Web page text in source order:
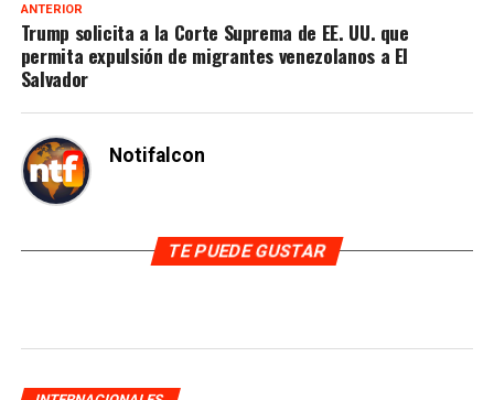
ANTERIOR
Trump solicita a la Corte Suprema de EE. UU. que
permita expulsión de migrantes venezolanos a El
Salvador
Notifalcon
TE PUEDE GUSTAR